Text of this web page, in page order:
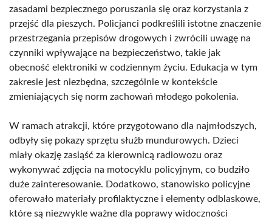
zasadami bezpiecznego poruszania się oraz korzystania z
przejść dla pieszych. Policjanci podkreślili istotne znaczenie
przestrzegania przepisów drogowych i zwrócili uwagę na
czynniki wpływające na bezpieczeństwo, takie jak
obecność elektroniki w codziennym życiu. Edukacja w tym
zakresie jest niezbędna, szczególnie w kontekście
zmieniających się norm zachowań młodego pokolenia.
W ramach atrakcji, które przygotowano dla najmłodszych,
odbyły się pokazy sprzętu służb mundurowych. Dzieci
miały okazję zasiąść za kierownicą radiowozu oraz
wykonywać zdjęcia na motocyklu policyjnym, co budziło
duże zainteresowanie. Dodatkowo, stanowisko policyjne
oferowało materiały profilaktyczne i elementy odblaskowe,
które są niezwykle ważne dla poprawy widoczności